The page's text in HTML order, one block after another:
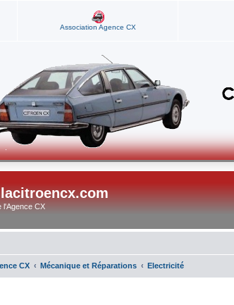
Association Agence CX
l'Agence CX
CX Mécanique et Réparations Electricité